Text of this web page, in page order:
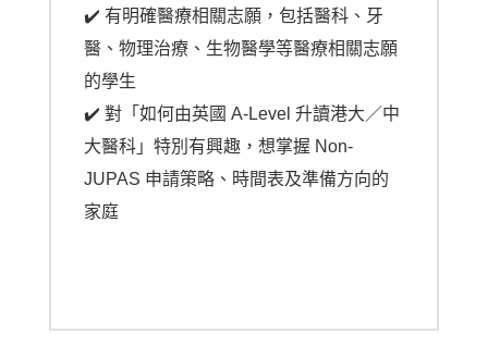
✔️ 有明確醫療相關志願，包括醫科、牙
醫、物理治療、生物醫學等醫療相關志願
的學生
✔️ 對「如何由英國 A-Level 升讀港大／中
大醫科」特別有興趣，想掌握 Non-
JUPAS 申請策略、時間表及準備方向的
家庭